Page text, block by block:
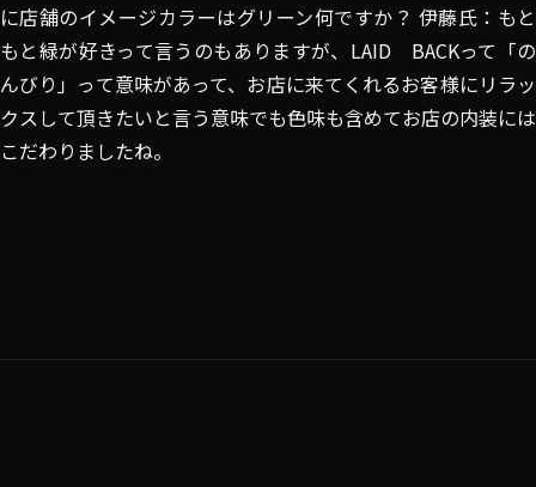
に店舗のイメージカラーはグリーン何ですか？ 伊藤氏：もと
もと緑が好きって言うのもありますが、LAID BACKって「の
んびり」って意味があって、お店に来てくれるお客様にリラッ
クスして頂きたいと言う意味でも色味も含めてお店の内装には
こだわりましたね。